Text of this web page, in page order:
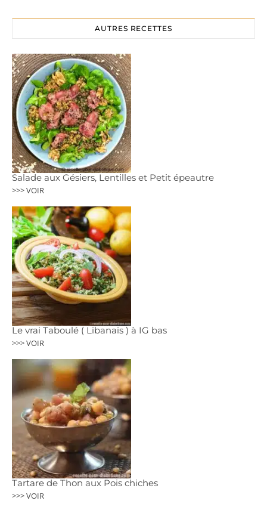
AUTRES RECETTES
Salade aux Gésiers, Lentilles et Petit épeautre
>>> VOIR
Le vrai Taboulé ( Libanais ) à IG bas
>>> VOIR
Tartare de Thon aux Pois chiches
>>> VOIR